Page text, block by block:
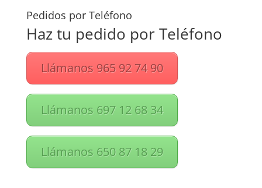
Pedidos por Teléfono
Haz tu pedido por Teléfono
Llámanos 965 92 74 90
Llámanos 697 12 68 34
Llámanos 650 87 18 29